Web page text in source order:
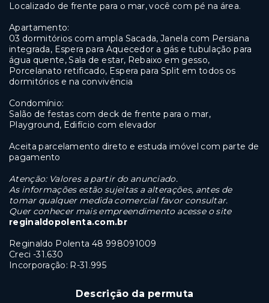
Localizado de frente para o mar, você com pé na área.
Apartamento:
03 dormitórios com ampla Sacada, Janela com Persiana
integrada, Espera para Aquecedor a gás e tubulação para
água quente, Sala de estar, Rebaixo em gesso,
Porcelanato retificado, Espera para Split em todos os
dormitórios e na convivência
Condomínio:
Salão de festas com deck de frente para o mar,
Playground, Edifício com elevador
Aceita parcelamento direto e estuda imóvel com parte de
pagamento
Atenção: Valores a partir do anunciado.
As informações estão sujeitas a alterações, antes de
tomar qualquer medida comercial favor consultar.
Quer conhecer mais empreendimento acesse o site
reginaldopolenta.com.br
Reginaldo Polenta 48 998091009
Creci -31.630
Incorporação: R-31.995
Descrição da permuta